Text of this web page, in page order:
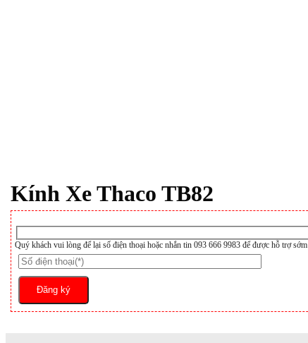
Kính Xe Thaco TB82
Quý khách vui lòng để lại số điện thoại hoặc nhắn tin 093 666 9983 để được hỗ trợ